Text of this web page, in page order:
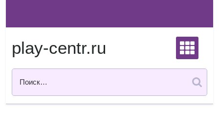
содержимому
play-centr.ru